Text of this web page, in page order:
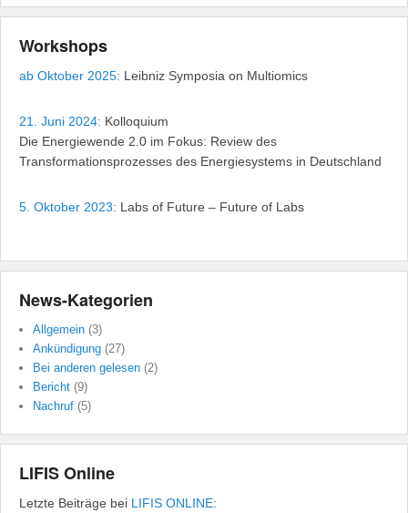
Workshops
ab Oktober 2025: Leibniz Symposia on Multiomics
21. Juni 2024: Kolloquium
Die Energiewende 2.0 im Fokus: Review des
Transformationsprozesses des Energiesystems in Deutschland
5. Oktober 2023: Labs of Future – Future of Labs
News-Kategorien
Allgemein (3)
Ankündigung (27)
Bei anderen gelesen (2)
Bericht (9)
Nachruf (5)
LIFIS Online
Letzte Beiträge bei LIFIS ONLINE: